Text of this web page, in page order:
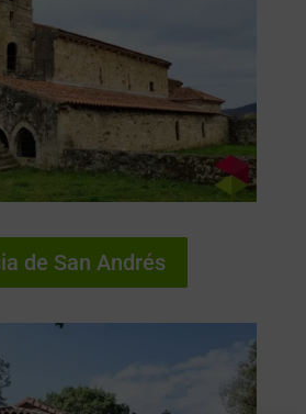
de San Andrés